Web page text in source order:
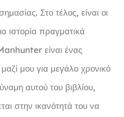
Στο τέλος, είναι οι
ιστορία πραγματικά
είναι ένας
μου για μεγάλο χρονικό
αυτού του βιβλίου,
στην ικανότητά του να